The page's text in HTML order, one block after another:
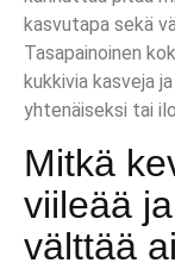
kasvutapa sekä
Tasapainoinen
kukkivia kasveja
yhtenäiseksi tai
Mitkä
viileää
välttää